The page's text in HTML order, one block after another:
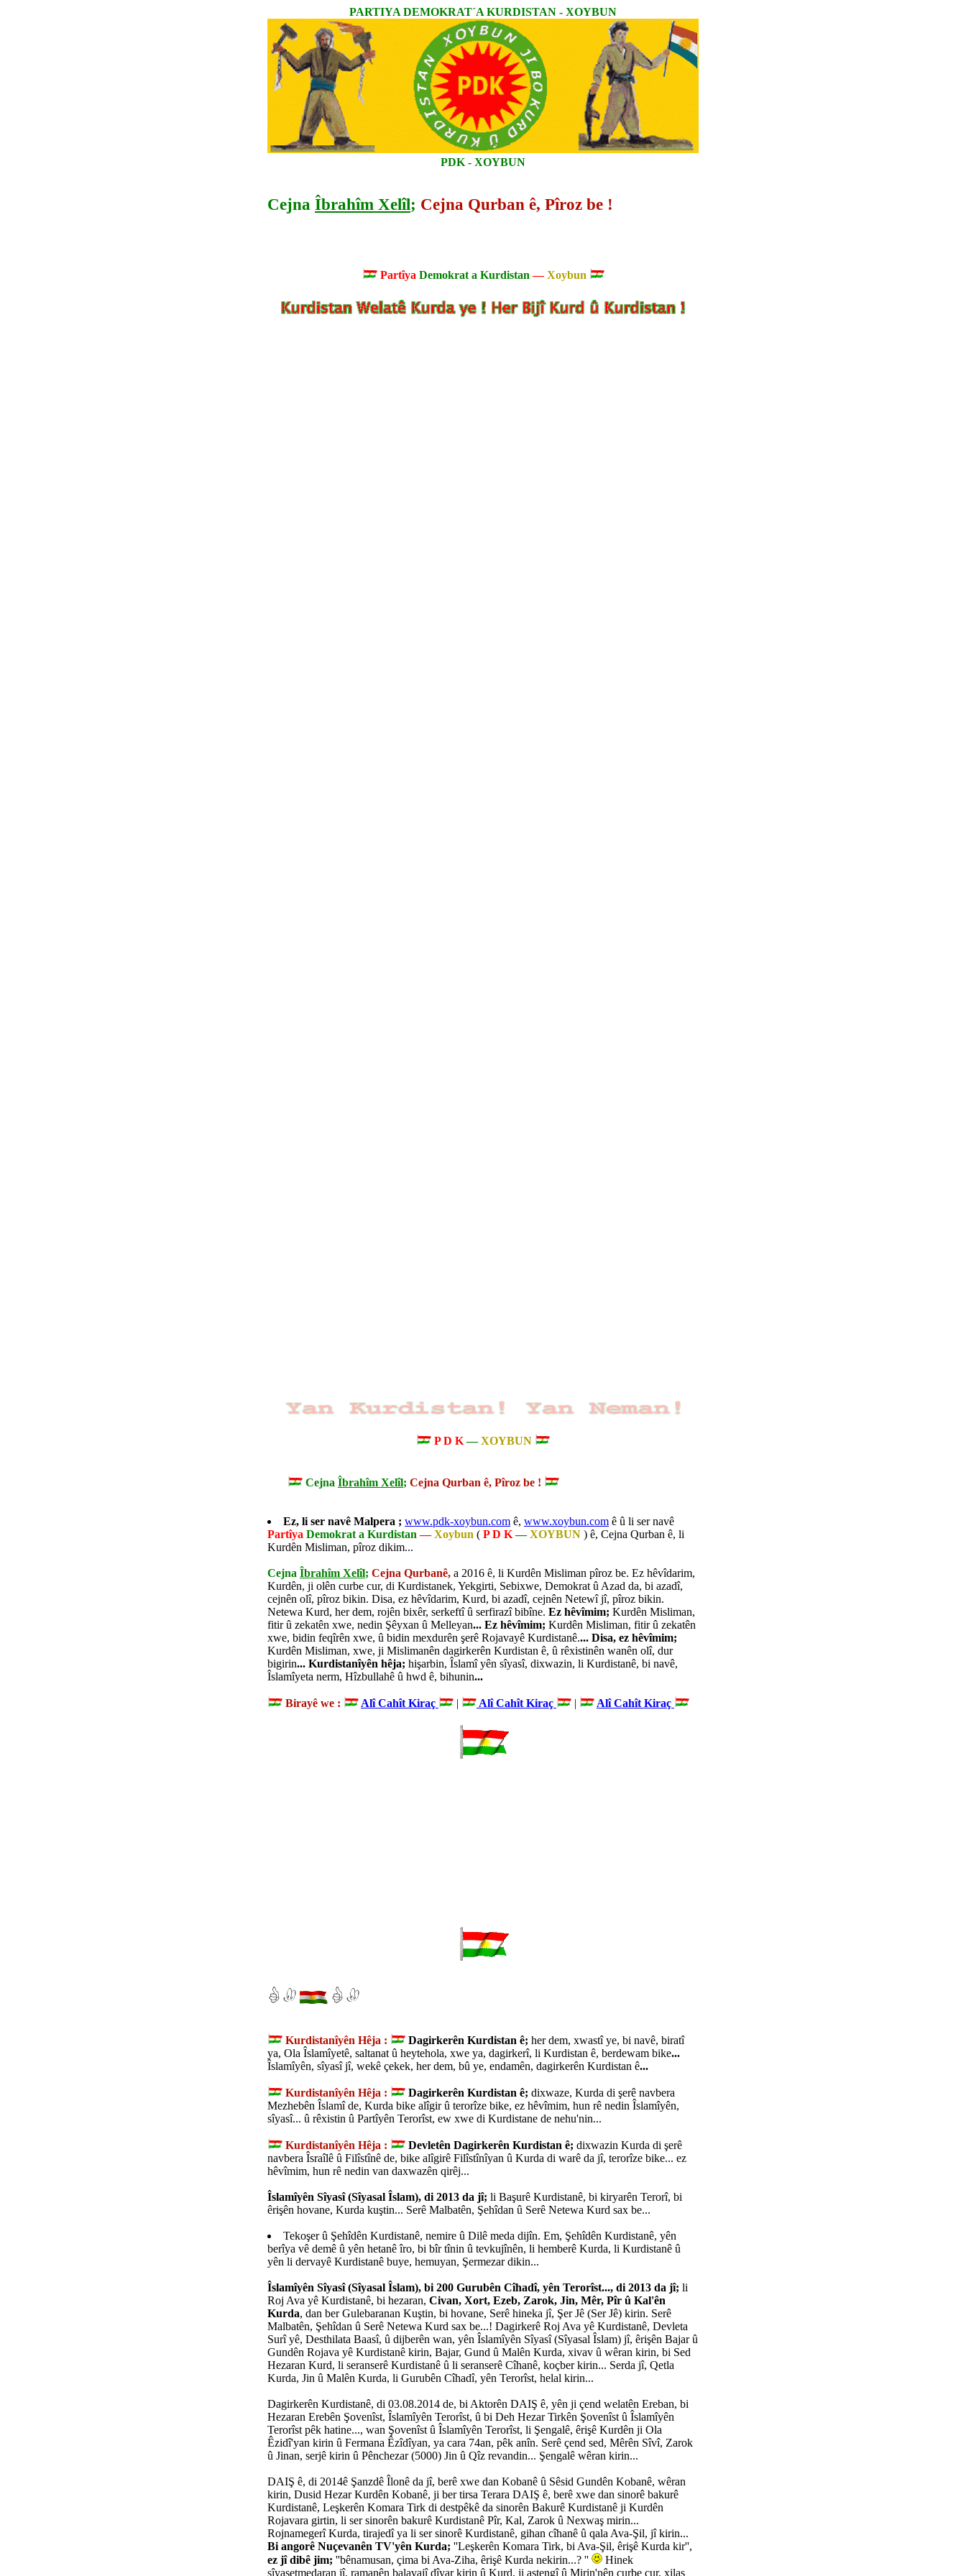
PARTIYA DEMOKRAT´A KURDISTAN - XOYBUN
PDK - XOYBUN
Cejna Îbrahîm Xelîl; Cejna Qurban ê, Pîroz be !
Partîya Demokrat a Kurdistan—Xoybun
P D K—XOYBUN
CejnaÎbrahîm Xelîl;Cejna Qurban ê, Pîroz be !
Ez, li ser navê Malpera ; www.pdk-xoybun.com ê, www.xoybun.com ê û li ser navê
Partîya Demokrat a Kurdistan—Xoybun ( P D K—XOYBUN ) ê, Cejna Qurban ê, li
Kurdên Misliman, pîroz dikim...
Cejna Îbrahîm Xelîl; Cejna Qurbanê, a 2016 ê, li Kurdên Misliman pîroz be. Ez hêvîdarim,
Kurdên, ji olên curbe cur, di Kurdistanek, Yekgirti, Sebixwe, Demokrat û Azad da, bi azadî,
cejnên olî, pîroz bikin. Disa, ez hêvîdarim, Kurd, bi azadî, cejnên Netewî jî, pîroz bikin.
Netewa Kurd, her dem, rojên bixêr, serkeftî û serfirazî bibîne. Ez hêvîmim; Kurdên Misliman,
fitir û zekatên xwe, nedin Şêyxan û Melleyan... Ez hêvîmim; Kurdên Misliman, fitir û zekatên
xwe, bidin feqîrên xwe, û bidin mexdurên şerê Rojavayê Kurdistanê.... Disa, ez hêvîmim;
Kurdên Misliman, xwe, ji Mislimanên dagirkerên Kurdistan ê, û rêxistinên wanên olî, dur
bigirin... Kurdistanîyên hêja; hişarbin, Îslamî yên sîyasî, dixwazin, li Kurdistanê, bi navê,
Îslamîyeta nerm, Hîzbullahê û hwd ê, bihunin...
Birayê we : Alî Cahît Kiraç | Alî Cahît Kiraç | Alî Cahît Kiraç
Kurdistanîyên Hêja : Dagirkerên Kurdistan ê; her dem, xwastî ye, bi navê, biratî
ya, Ola Îslamîyetê, saltanat û heytehola, xwe ya, dagirkerî, li Kurdistan ê, berdewam bike...
Îslamîyên, sîyasî jî, wekê çekek, her dem, bû ye, endamên, dagirkerên Kurdistan ê...
Kurdistanîyên Hêja : Dagirkerên Kurdistan ê; dixwaze, Kurda di şerê navbera
Mezhebên Îslamî de, Kurda bike alîgir û terorîze bike, ez hêvîmim, hun rê nedin Îslamîyên,
sîyasî... û rêxistin û Partîyên Terorîst, ew xwe di Kurdistane de nehu'nin...
Kurdistanîyên Hêja : Devletên Dagirkerên Kurdistan ê; dixwazin Kurda di şerê
navbera Îsraîlê û Filîstînê de, bike alîgirê Filîstînîyan û Kurda di warê da jî, terorîze bike... ez
hêvîmim, hun rê nedin van daxwazên qirêj...
Îslamîyên Sîyasî (Sîyasal Îslam), di 2013 da jî; li Başurê Kurdistanê, bi kiryarên Terorî, bi
êrişên hovane, Kurda kuştin... Serê Malbatên, Şehîdan û Serê Netewa Kurd sax be...
Tekoşer û Şehîdên Kurdistanê, nemire û Dilê meda dijîn. Em, Şehîdên Kurdistanê, yên
berîya vê demê û yên hetanê îro, bi bîr tînin û tevkujînên, li hemberê Kurda, li Kurdistanê û
yên li dervayê Kurdistanê buye, hemuyan, Şermezar dikin...
Îslamîyên Sîyasî (Sîyasal Îslam), bi 200 Gurubên Cîhadî, yên Terorîst..., di 2013 da jî; li
Roj Ava yê Kurdistanê, bi hezaran, Civan, Xort, Ezeb, Zarok, Jin, Mêr, Pîr û Kal'ên
Kurda, dan ber Gulebaranan Kuştin, bi hovane, Serê hineka jî, Şer Jê (Ser Jê) kirin. Serê
Malbatên, Şehîdan û Serê Netewa Kurd sax be...! Dagirkerê Roj Ava yê Kurdistanê, Devleta
Surî yê, Desthilata Baasî, û dijberên wan, yên Îslamîyên Sîyasî (Sîyasal Îslam) jî, êrişên Bajar û
Gundên Rojava yê Kurdistanê kirin, Bajar, Gund û Malên Kurda, xivav û wêran kirin, bi Sed
Hezaran Kurd, li seranserê Kurdistanê û li seranserê Cîhanê, koçber kirin... Serda jî, Qetla
Kurda, Jin û Malên Kurda, li Gurubên Cîhadî, yên Terorîst, helal kirin...
Dagirkerên Kurdistanê, di 03.08.2014 de, bi Aktorên DAIŞ ê, yên ji çend welatên Ereban, bi
Hezaran Erebên Şovenîst, Îslamîyên Terorîst, û bi Deh Hezar Tirkên Şovenîst û Îslamîyên
Terorîst pêk hatine..., wan Şovenîst û Îslamîyên Terorîst, li Şengalê, êrişê Kurdên ji Ola
Êzidî'yan kirin û Fermana Êzîdîyan, ya cara 74an, pêk anîn. Serê çend sed, Mêrên Sîvî, Zarok
û Jinan, serjê kirin û Pênchezar (5000) Jin û Qîz revandin... Şengalê wêran kirin...
DAIŞ ê, di 2014ê Şanzdê Îlonê da jî, berê xwe dan Kobanê û Sêsid Gundên Kobanê, wêran
kirin, Dusid Hezar Kurdên Kobanê, ji ber tirsa Terara DAIŞ ê, berê xwe dan sinorê bakurê
Kurdistanê, Leşkerên Komara Tirk di destpêkê da sinorên Bakurê Kurdistanê ji Kurdên
Rojavara girtin, li ser sinorên bakurê Kurdistanê Pîr, Kal, Zarok û Nexwaş mirin...
Rojnamegerî Kurda, tirajedî ya li ser sinorê Kurdistanê, gihan cîhanê û qala Ava-Şil, jî kirin...
Bi angorê Nuçevanên TV'yên Kurda; ''Leşkerên Komara Tirk, bi Ava-Şil, êrişê Kurda kir'',
ez jî dibê jim; ''bênamusan, çima bi Ava-Ziha, êrişê Kurda nekirin...? ''
Hinek
sîyasetmedaran jî, ramanên balavajî dîyar kirin û Kurd, ji astengî û Mirin'nên curbe cur, xilas